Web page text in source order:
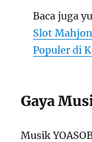
Baca juga
Slot
Populer di
Gaya
Musik